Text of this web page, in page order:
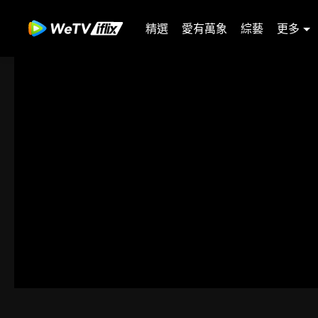
精選 愛有萬象 綜藝 更多